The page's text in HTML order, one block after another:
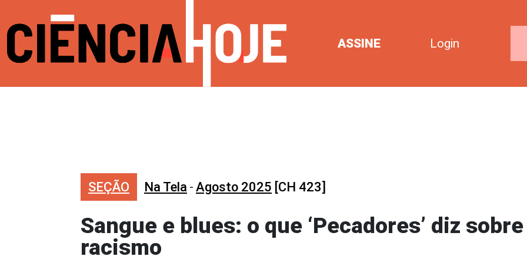
ASSINE Login
SEÇÃO Na Tela - Agosto 2025 [CH 423]
Sangue e blues: o que ‘Pecadores’ diz
racismo